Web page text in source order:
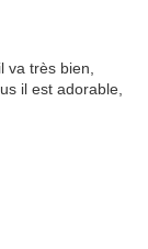
très bien,
il est adorable,